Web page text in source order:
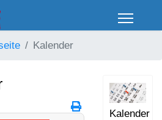
Kalender
Kalender